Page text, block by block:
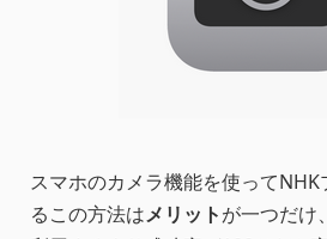
スマホのカメラ機能を使って
るこの方法はメリットが一つだけ